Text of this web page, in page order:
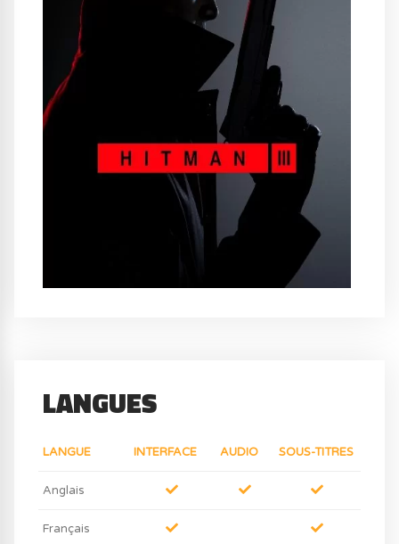
LANGUES
LANGUE INTERFACE AUDIO SOUS-TITRES
Anglais
Français